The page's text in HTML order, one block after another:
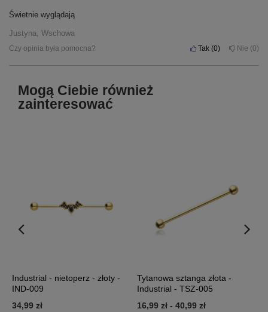
Świetnie wyglądają
Justyna, Wschowa
Czy opinia była pomocna? Tak 0 Nie 0
Mogą Ciebie również
zainteresować
Industrial - nietoperz - złoty -
IND-009
34,99 zł
Tytanowa sztanga złota -
Industrial - TSZ-005
16,99 zł - 40,99 zł